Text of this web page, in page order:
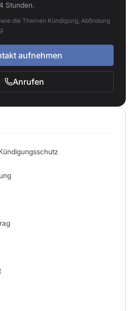
Stunden.
die Themen Kündigung, Abfindung
aufnehmen
Anrufen